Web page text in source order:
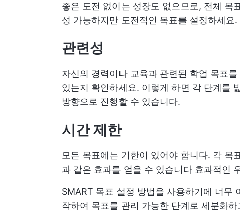
좋은 도전 없이는 성장도 없으므로, 전체 목
성 가능하지만 도전적인 목표를 설정하세요.
관련성
자신의 경력이나 교육과 관련된 학업 목표
있는지 확인하세요. 이렇게 하면 각 단계를
방향으로 진행할 수 있습니다.
시간 제한
모든 목표에는 기한이 있어야 합니다. 각 목
과 같은 효과를 얻을 수 있습니다 효과적인
SMART 목표 설정 방법을 사용하기에 너무
작하여 목표를 관리 가능한 단계로 세분화